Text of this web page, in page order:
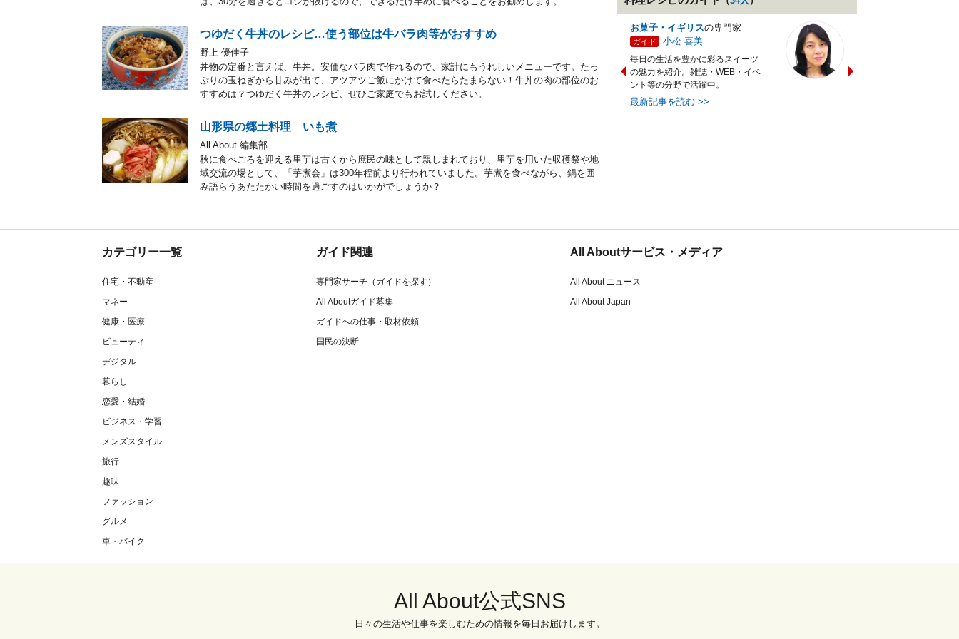
つゆだく牛丼のレシピ…使う部位は牛バラ肉等がおすすめ
野上 優佳子
丼物の定番と言えば、牛丼。安価なバラ肉で作れるので、家計にもうれしいメニューです。たっ
ぷりの玉ねぎから甘みが出て、アツアツご飯にかけて食べたらたまらない！牛丼の肉の部位のお
すすめは？つゆだく牛丼のレシピ、ぜひご家庭でもお試しください。
山形県の郷土料理 いも煮
All About 編集部
秋に食べごろを迎える里芋は古くから庶民の味として親しまれており、里芋を用いた収穫祭や地
域交流の場として、「芋煮会」は300年程前より行われていました。芋煮を食べながら、鍋を囲
み語らうあたたかい時間を過ごすのはいかがでしょうか？
お菓子・イギリスの専門家
ガイド 小松 喜美
毎日の生活を豊かに彩るスイーツ
の魅力を紹介。雑誌・WEB・イベ
ント等の分野で活躍中。
最新記事を読む >>
ターの資格を活かし老舗料亭
カテゴリー一覧
住宅・不動産
マネー
健康・医療
ビューティ
デジタル
暮らし
恋愛・結婚
ビジネス・学習
メンズスタイル
旅行
趣味
ファッション
グルメ
車・バイク
ガイド関連
専門家サーチ（ガイドを探す）
All Aboutガイド募集
ガイドへの仕事・取材依頼
国民の決断
All Aboutサービス・メディア
All About ニュース
All About Japan
All About公式SNS
日々の生活や仕事を楽しむための情報を毎日お届けします。